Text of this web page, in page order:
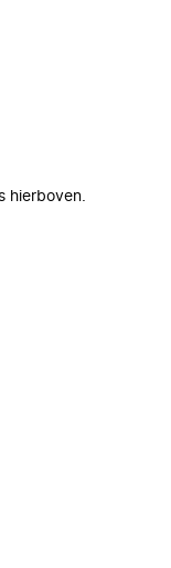
hierboven.